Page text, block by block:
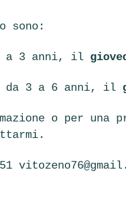
sono:
a 3 anni, il
da 3 a 6 anni, il
o per una